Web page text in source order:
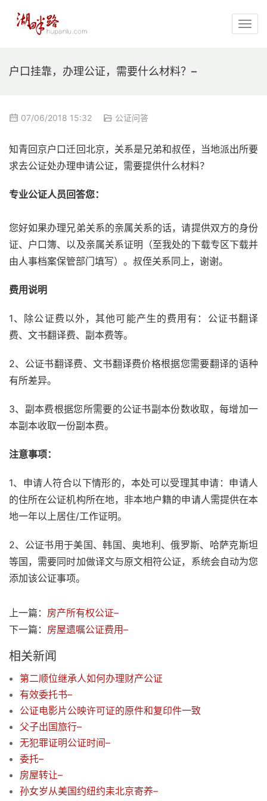
户口挂靠，办理公证，需要什么材料？–
07/06/2018 15:32 公证问答
知青回京户口迁回北京，关系是兄弟和叔侄，当地派出所要
求去公证处办理申请公证，需要提供什么材料？
专业公证人员回答您：
您好如果办理兄弟关系的亲属关系的话，请提供双方的身份
证、户口簿、以及亲属关系证明（至我处的下载专区下载并
由人事档案保管部门填写）。叔侄关系同上，谢谢。
费用说明
1、除公证费以外，其他可能产生的费用有：公证书翻译
费、文书翻译费、副本费等。
2、公证书翻译费、文书翻译费价格根据您需要翻译的语种
有所差异。
3、副本费根据您所需要的公证书副本份数收取，每增加一
本副本收取一份副本费。
注意事项：
1、申请人符合以下情形的，本处可以受理其申请：申请人
的住所在公证机构所在地，非本地户籍的申请人需提供在本
地一年以上居住/工作证明。
2、公证书用于美国、韩国、奥地利、俄罗斯、哈萨克斯坦
等国，需要同时加做译文与原文相符公证，系统会自动为您
添加该公证事项。
上一篇： 房产所有权公证–
下一篇： 房屋遗嘱公证费用–
相关新闻
第二顺位继承人如何办理财产公证
有效委托书–
公证电影片公映许可证的原件和复印件一致
父子出国旅行–
无犯罪证明公证时间–
委托–
房屋转让–
孙女岁从美国约纽约耒北京寄养–